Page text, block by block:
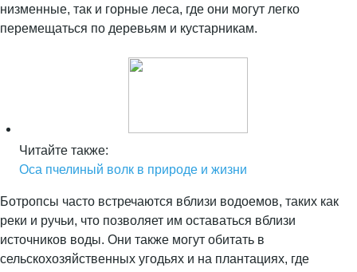
низменные, так и горные леса, где они могут легко
перемещаться по деревьям и кустарникам.
Читайте также:
Оса пчелиный волк в природе и жизни
Ботропсы часто встречаются вблизи водоемов, таких как
реки и ручьи, что позволяет им оставаться вблизи
источников воды. Они также могут обитать в
сельскохозяйственных угодьях и на плантациях, где